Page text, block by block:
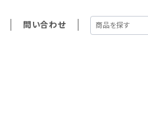
問い合わせ